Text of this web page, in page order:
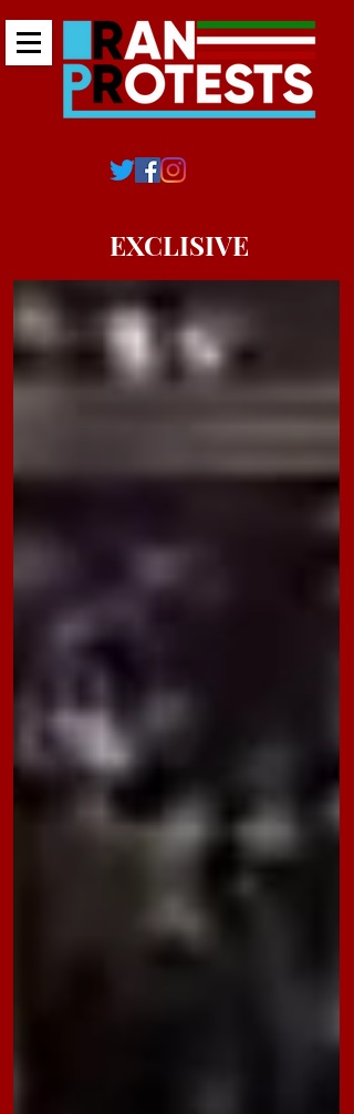
EXCLISIVE